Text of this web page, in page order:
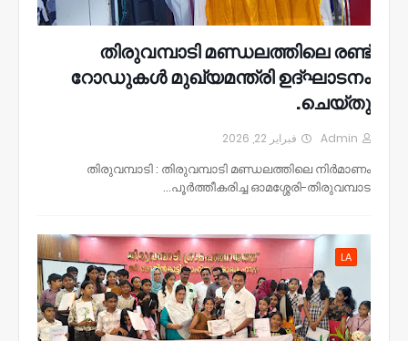
തിരുവമ്പാടി മണ്ഡലത്തിലെ രണ്ട്
റോഡുകൾ മുഖ്യമന്ത്രി ഉദ്ഘാടനം
ചെയ്തു.
Admin فبراير 22, 2026
തിരുവമ്പാടി : തിരുവമ്പാടി മണ്ഡലത്തിലെ നിർമാണം
പൂർത്തീകരിച്ച ഓമശ്ശേരി-തിരുവമ്പാട…
LA